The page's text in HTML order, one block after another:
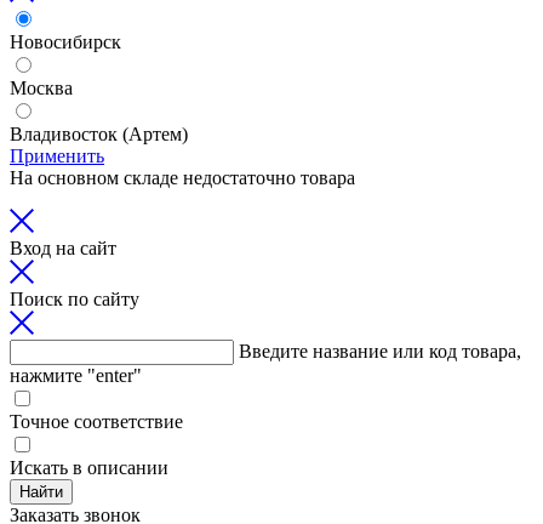
Новосибирск
Москва
Владивосток (Артем)
Применить
На основном складе недостаточно товара
Вход на сайт
Поиск по сайту
Введите название или код товара,
нажмите "enter"
Точное соответствие
Искать в описании
Найти
Заказать звонок